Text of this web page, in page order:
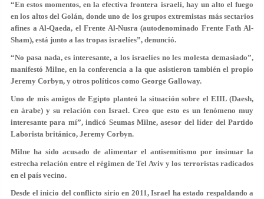
“En estos momentos, en la efectiva frontera israelí, hay un alto el fuego
en los altos del Golán, donde uno de los grupos extremistas más sectarios
afines a Al-Qaeda, el Frente Al-Nusra (autodenominado Frente Fath Al-
Sham), está junto a las tropas israelíes”, denunció.
“No pasa nada, es interesante, a los israelíes no les molesta demasiado”,
manifestó Milne, en la conferencia a la que asistieron también el propio
Jeremy Corbyn, y otros políticos como George Galloway.
Uno de mis amigos de Egipto planteó la situación sobre el EIIL (Daesh,
en árabe) y su relación con Israel. Creo que esto es un fenómeno muy
interesante para mí”, indicó Seumas Milne, asesor del líder del Partido
Laborista británico, Jeremy Corbyn.
Milne ha sido acusado de alimentar el antisemitismo por insinuar la
estrecha relación entre el régimen de Tel Aviv y los terroristas radicados
en el país vecino.
Desde el inicio del conflicto sirio en 2011, Israel ha estado respaldando a